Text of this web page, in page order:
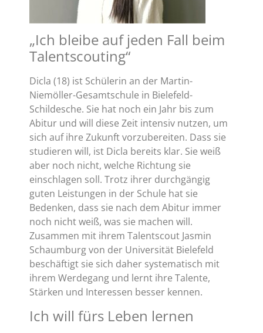
„Ich bleibe auf jeden Fall beim
Talentscouting“
Dicla (18) ist Schülerin an der Martin-
Niemöller-Gesamtschule in Bielefeld-
Schildesche. Sie hat noch ein Jahr bis zum
Abitur und will diese Zeit intensiv nutzen, um
sich auf ihre Zukunft vorzubereiten. Dass sie
studieren will, ist Dicla bereits klar. Sie weiß
aber noch nicht, welche Richtung sie
einschlagen soll. Trotz ihrer durchgängig
guten Leistungen in der Schule hat sie
Bedenken, dass sie nach dem Abitur immer
noch nicht weiß, was sie machen will.
Zusammen mit ihrem Talentscout Jasmin
Schaumburg von der Universität Bielefeld
beschäftigt sie sich daher systematisch mit
ihrem Werdegang und lernt ihre Talente,
Stärken und Interessen besser kennen.
Ich will fürs Leben lernen